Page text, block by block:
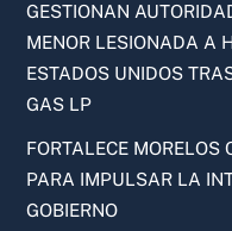
GESTIONAN
MENOR LESIONADA A
ESTADOS UNIDOS
GAS LP
FORTALECE MORELOS
PARA IMPULSAR LA
GOBIERNO